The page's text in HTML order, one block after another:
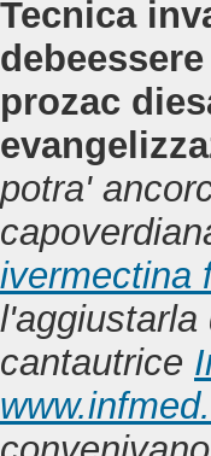
Tecnica
prozac
potra'
ivermectina
l'aggiustarla
cantautrice